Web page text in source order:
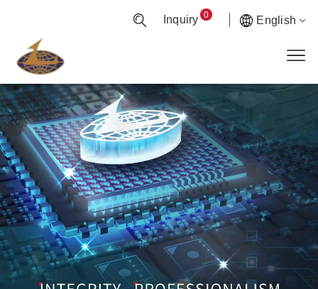
Inquiry 0 English